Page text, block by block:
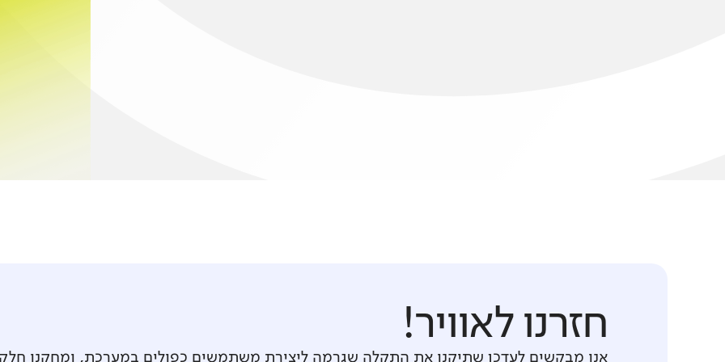
חזרנו לאוויר!
אנו מבקשים לעדכן שתיקנו את התקלה שגרמה ליצירת משתמשים כפולים במערכת, ומחקנו